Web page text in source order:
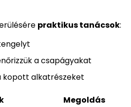
praktikus tanácsok:
a csapágyakat
kopott alkatrészeket
Megoldás